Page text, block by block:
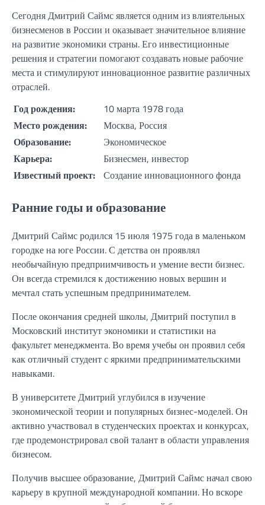
Сегодня Дмитрий Саймс является одним из влиятельных
бизнесменов в России и оказывает значительное влияние
на развитие экономики страны. Его инвестиционные
решения и стратегии помогают создавать новые рабочие
места и стимулируют инновационное развитие различных
отраслей.
Год рождения:
10 марта 1978 года
Место рождения:
Москва, Россия
Образование:
Экономическое
Карьера:
Бизнесмен, инвестор
Известный проект: Создание инновационного фонда
Ранние годы и образование
Дмитрий Саймс родился 15 июля 1975 года в маленьком
городке на юге России. С детства он проявлял
необычайную предприимчивость и умение вести бизнес.
Он всегда стремился к достижению новых вершин и
мечтал стать успешным предпринимателем.
После окончания средней школы, Дмитрий поступил в
Московский институт экономики и статистики на
факультет менеджмента. Во время учебы он проявил себя
как отличный студент с яркими предпринимательскими
навыками.
В университете Дмитрий углубился в изучение
экономической теории и популярных бизнес-моделей. Он
активно участвовал в студенческих проектах и конкурсах,
где продемонстрировал свой талант в области управления
бизнесом.
Получив высшее образование, Дмитрий Саймс начал свою
карьеру в крупной международной компании. Но вскоре